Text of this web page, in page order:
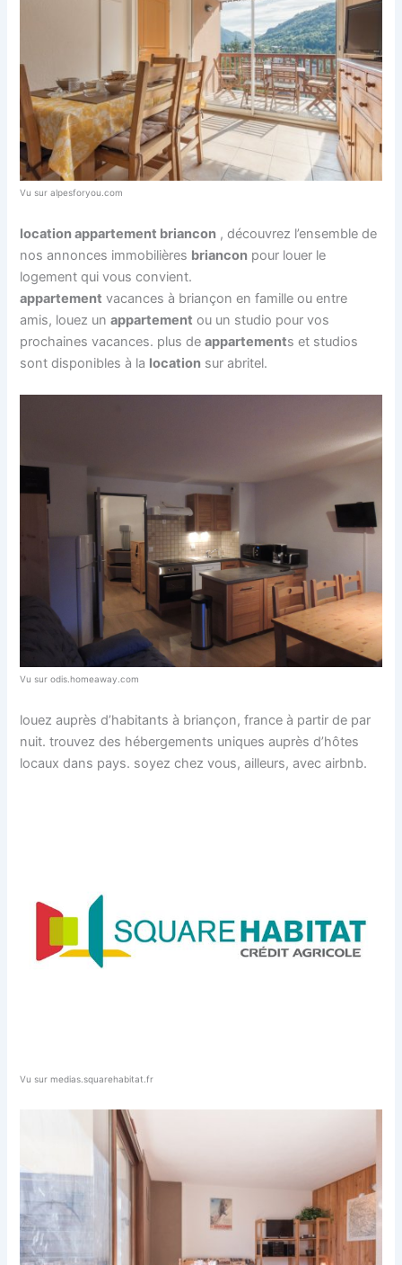
Vu sur alpesforyou.com
location appartement briancon , découvrez l’ensemble de
nos annonces immobilières briancon pour louer le
logement qui vous convient.
appartement vacances à briançon en famille ou entre
amis, louez unappartement ou un studio pour vos
prochaines vacances. plus deappartements et studios
sont disponibles à la location sur abritel.
Vu sur odis.homeaway.com
louez auprès d’habitants à briançon, france à partir de par
nuit. trouvez des hébergements uniques auprès d’hôtes
locaux dans pays. soyez chez vous, ailleurs, avec airbnb.
Vu sur medias.squarehabitat.fr